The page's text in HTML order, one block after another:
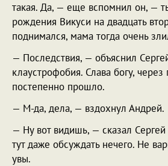
такая. Да, — еще вспомнил он, —
рождения Викуси на двадцать
поднимался, мама тогда очень
— Последствия, — объяснил
клаустрофобия. Слава богу, через
постепенно прошло.
— М-да, дела, — вздохнул Андрей.
— Ну вот видишь, — сказал
тут даже обсуждать нечего. Не
увы.